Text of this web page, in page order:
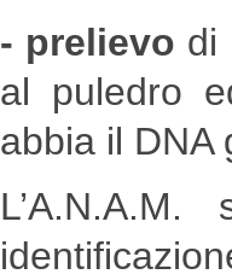
- prelievo di
al puledro
abbia il DNA